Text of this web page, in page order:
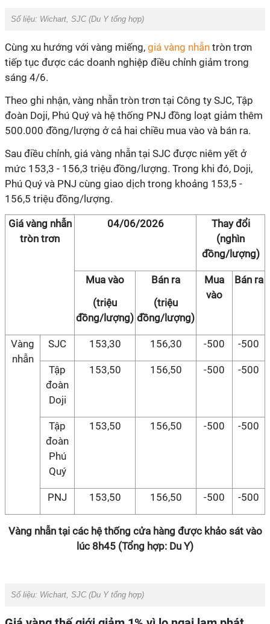
Số liệu: Wichart, SJC (Du Y tổng hợp)
Cùng xu hướng với vàng miếng, giá vàng nhẫn tròn trơn
tiếp tục được các doanh nghiệp điều chỉnh giảm trong
sáng 4/6.
Theo ghi nhận, vàng nhẫn tròn trơn tại Công ty SJC, Tập
đoàn Doji, Phú Quý và hệ thống PNJ đồng loạt giảm thêm
500.000 đồng/lượng ở cả hai chiều mua vào và bán ra.
Sau điều chỉnh, giá vàng nhẫn tại SJC được niêm yết ở
mức 153,3 - 156,3 triệu đồng/lượng. Trong khi đó, Doji,
Phú Quý và PNJ cùng giao dịch trong khoảng 153,5 -
156,5 triệu đồng/lượng.
Giá vàng nhẫn
tròn trơn
04/06/2026
Thay đổi
(nghìn
đồng/lượng)
Mua vào
(triệu
đồng/lượng)
Bán ra
(triệu
đồng/lượng)
Mua
vào
Bán ra
Vàng
nhẫn
SJC 153,30 156,30 -500 -500
Tập
đoàn
Doji
153,50 156,50 -500 -500
Tập
đoàn
Phú
Quý
153,50 156,50 -500 -500
PNJ 153,50 156,50 -500 -500
Vàng nhẫn tại các hệ thống cửa hàng được khảo sát vào
lúc 8h45 (Tổng hợp: Du Y)
Số liệu: Wichart, SJC (Du Y tổng hợp)